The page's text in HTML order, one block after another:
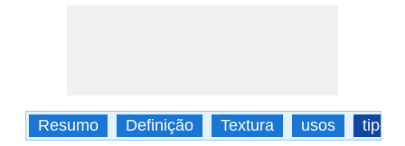
Resumo Definição Textura usos tipos